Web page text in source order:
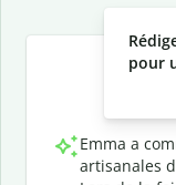
pour
Emma a
artisanales